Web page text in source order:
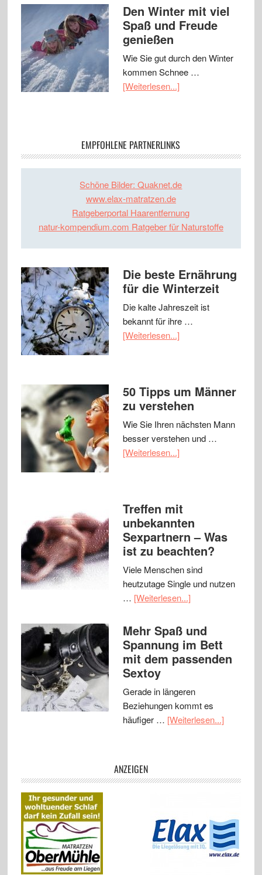
Den Winter mit viel
Spaß und Freude
genießen
Wie Sie gut durch den Winter
kommen Schnee …
[Weiterlesen...]
EMPFOHLENE PARTNERLINKS
Schöne Bilder: Quaknet.de
www.elax-matratzen.de
Ratgeberportal Haarentfernung
natur-kompendium.com Ratgeber für Naturstoffe
Die beste Ernährung
für die Winterzeit
Die kalte Jahreszeit ist
bekannt für ihre …
[Weiterlesen...]
50 Tipps um Männer
zu verstehen
Wie Sie Ihren nächsten Mann
besser verstehen und …
[Weiterlesen...]
Treffen mit
unbekannten
Sexpartnern – Was
ist zu beachten?
Viele Menschen sind
heutzutage Single und nutzen
… [Weiterlesen...]
Mehr Spaß und
Spannung im Bett
mit dem passenden
Sextoy
Gerade in längeren
Beziehungen kommt es
häufiger … [Weiterlesen...]
ANZEIGEN